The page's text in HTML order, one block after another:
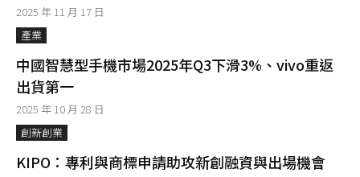
2025 年 11 月 17 日
產業
中國智慧型手機市場2025年Q3下滑3%、vivo重返
出貨第一
2025 年 10 月 28 日
創新創業
KIPO：專利與商標申請助攻新創融資與出場機會